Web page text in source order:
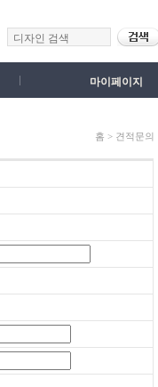
마이페이지
홈 > 견적문의